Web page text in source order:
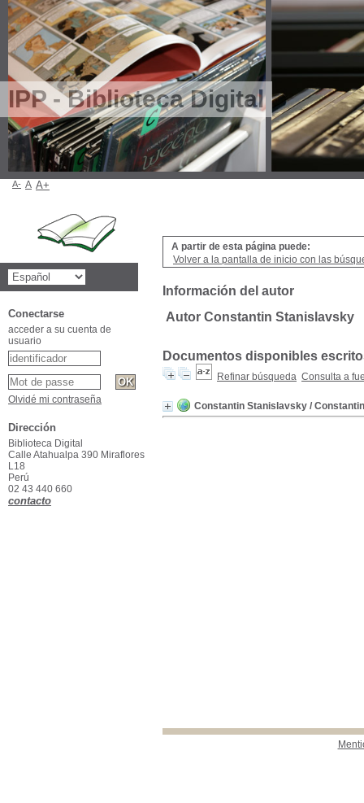
IPP - Biblioteca Digital
A partir de esta página puede:
Volver a la pantalla de inicio con las
Información del autor
Autor Constantin Stanislavsky
Documentos disponibles
Refinar búsqueda Consulta a
Constantin Stanislavsky /
A- A A+
Conectarse
acceder a su cuenta de
usuario
Olvidé mi contraseña
Dirección
Biblioteca Digital
Calle Atahualpa 390 Miraflores
L18
Perú
02 43 440 660
contacto